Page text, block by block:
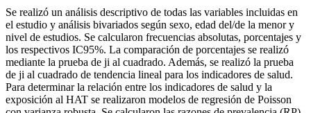
Se realizó un análisis descriptivo de todas las variables incluidas en
el estudio y análisis bivariados según sexo, edad del/de la menor y
nivel de estudios. Se calcularon frecuencias absolutas, porcentajes y
los respectivos IC95%. La comparación de porcentajes se realizó
mediante la prueba de ji al cuadrado. Además, se realizó la prueba
de ji al cuadrado de tendencia lineal para los indicadores de salud.
Para determinar la relación entre los indicadores de salud y la
exposición al HAT se realizaron modelos de regresión de Poisson